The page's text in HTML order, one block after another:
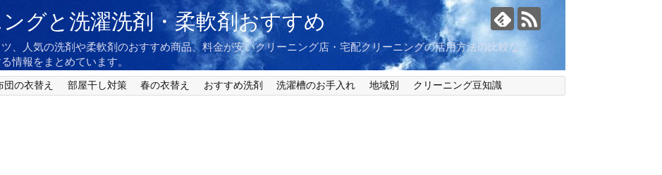
グと洗濯洗剤・柔軟剤おすすめ
、人気の洗剤や柔軟剤のおすすめ商品、料金が安いクリーニング店・宅配クリーニングの活用方法の比較な
情報をまとめています。
団の衣替え 部屋干し対策 春の衣替え おすすめ洗剤 洗濯槽のお手入れ 地域別 クリーニング豆知識